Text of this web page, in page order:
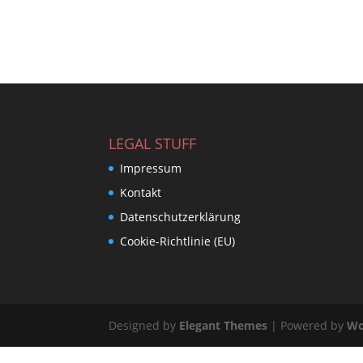
LEGAL STUFF
Impressum
Kontakt
Datenschutzerklärung
Cookie-Richtlinie (EU)
Designed by Elegant Themes | Powered by